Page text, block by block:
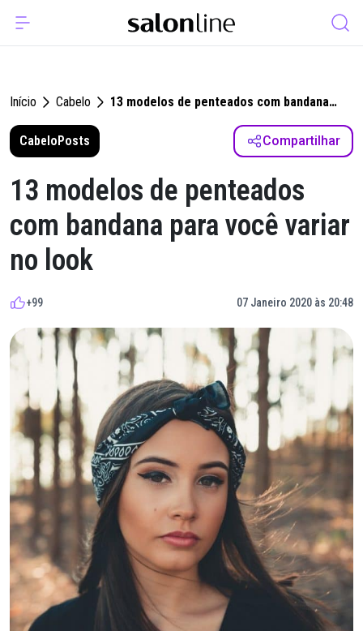
Início Cabelo
13 modelos de penteados com bandana
para você variar no look
CabeloPosts Compartilhar
13 modelos de penteados
com bandana para você variar
no look
+99 07 Janeiro 2020 às 20:48